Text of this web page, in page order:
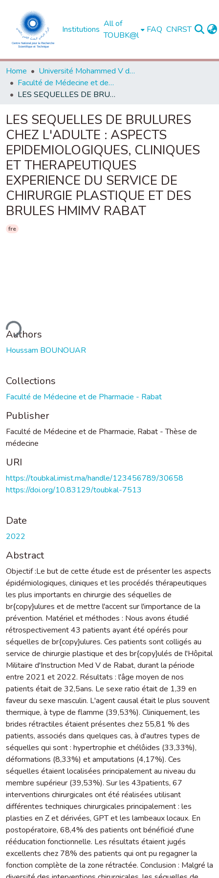
Institutions
All of
TOUBK@l
FAQ CNRST
Home
Université Mohammed V de Rabat
Faculté de Médecine et de Pharmacie - Rabat
LES SEQUELLES DE BRULURES CHEZ L'ADULTE : ASPECTS EPIDEMIOLOGIQUES, CLINIQUES ET THERAPEUTIQUES EXPERIENCE DU SERVICE DE CHIRURGIE PLASTIQUE ET DES BRULES HMIMV RABAT
LES SEQUELLES DE BRULURES
CHEZ L'ADULTE : ASPECTS
EPIDEMIOLOGIQUES, CLINIQUES
ET THERAPEUTIQUES
EXPERIENCE DU SERVICE DE
CHIRURGIE PLASTIQUE ET DES
BRULES HMIMV RABAT
fre
Authors
Houssam BOUNOUAR
Collections
Faculté de Médecine et de Pharmacie - Rabat
Publisher
Faculté de Médecine et de Pharmacie, Rabat - Thèse de
médecine
URI
https://toubkal.imist.ma/handle/123456789/30658
https://doi.org/10.83129/toubkal-7513
Date
2022
Abstract
Objectif :Le but de cette étude est de présenter les aspects
épidémiologiques, cliniques et les procédés thérapeutiques
les plus importants en chirurgie des séquelles de
br{copy}ulures et de mettre l'accent sur l'importance de la
prévention. Matériel et méthodes : Nous avons étudié
rétrospectivement 43 patients ayant été opérés pour
séquelles de br{copy}ulures. Ces patients sont colligés au
service de chirurgie plastique et des br{copy}ulés de l'Hôpital
Militaire d'Instruction Med V de Rabat, durant la période
entre 2021 et 2022. Résultats : l'âge moyen de nos
patients était de 32,5ans. Le sexe ratio était de 1,39 en
faveur du sexe masculin. L'agent causal était le plus souvent
thermique, à type de flamme (39,53%). Cliniquement, les
brides rétractiles étaient présentes chez 55,81 % des
patients, associés dans quelques cas, à d'autres types de
séquelles qui sont : hypertrophie et chélôides (33,33%),
déformations (8,33%) et amputations (4,17%). Ces
séquelles étaient localisées principalement au niveau du
membre supérieur (39,53%). Sur les 43patients, 67
interventions chirurgicales ont été réalisées utilisant
différentes techniques chirurgicales principalement : les
plasties en Z et dérivées, GPT et les lambeaux locaux. En
postopératoire, 68,4% des patients ont bénéficié d'une
rééducation fonctionnelle. Les résultats étaient jugés
excellents chez 78% des patients qui ont pu regagner la
fonction complète de la zone rétractée. Conclusion : Malgré la